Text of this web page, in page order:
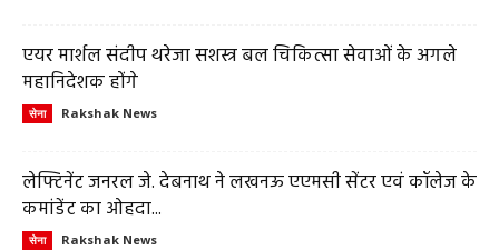
एयर मार्शल संदीप थरेजा सशस्त्र बल चिकित्सा सेवाओं के अगले
महानिदेशक होंगे
सेना Rakshak News
लेफ्टिनेंट जनरल जे. देबनाथ ने लखनऊ एएमसी सेंटर एवं कॉलेज के
कमांडेंट का ओहदा...
सेना Rakshak News